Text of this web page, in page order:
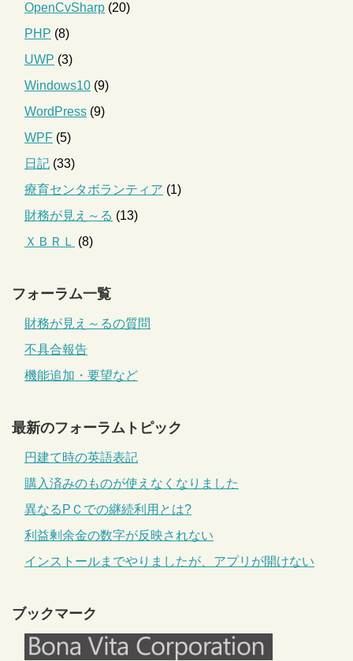
OpenCvSharp (20)
PHP (8)
UWP (3)
Windows10 (9)
WordPress (9)
WPF (5)
日記 (33)
療育センタボランティア (1)
財務が見え～る (13)
ＸＢＲＬ (8)
フォーラム一覧
財務が見え～るの質問
不具合報告
機能追加・要望など
最新のフォーラムトピック
円建て時の英語表記
購入済みのものが使えなくなりました
異なるPＣでの継続利用とは?
利益剰余金の数字が反映されない
インストールまでやりましたが、アプリが開けない
ブックマーク